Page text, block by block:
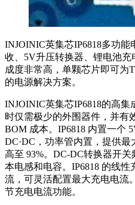
INJOINIC英集芯IP6818多功
收、5V升压转换器、锂电池
成度非常高，单颗芯片即可为
的电源解决方案。
INJOINIC英集芯IP6818的高
时仅需极少的外围器件，并有
BOM 成本。IP6818 内置一个
DC·DC，功率管内置，提供
高至 93%。DC-DC转换器开
本电感和电容。IP6818 的线
流，可灵活配置最大充电电流
节充电电流功能。